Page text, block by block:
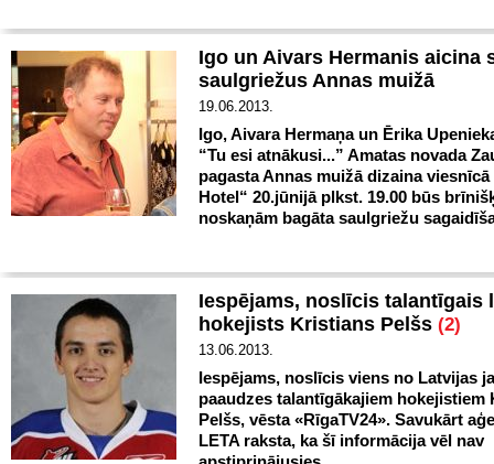
Igo un Aivars Hermanis aicina
saulgriežus Annas muižā
19.06.2013.
Igo, Aivara Hermaņa un Ērika
“Tu esi atnākusi...” Amatas novada
pagasta Annas muižā dizaina
Hotel“ 20.jūnijā plkst. 19.00 būs
noskaņām bagāta saulgriežu
Iespējams, noslīcis talantīgais
hokejists Kristians Pelšs (2)
13.06.2013.
Iespējams, noslīcis viens no Latvijas
paaudzes talantīgākajiem hokejistiem
Pelšs, vēsta «RīgaTV24». Savukārt
LETA raksta, ka šī informācija vēl nav